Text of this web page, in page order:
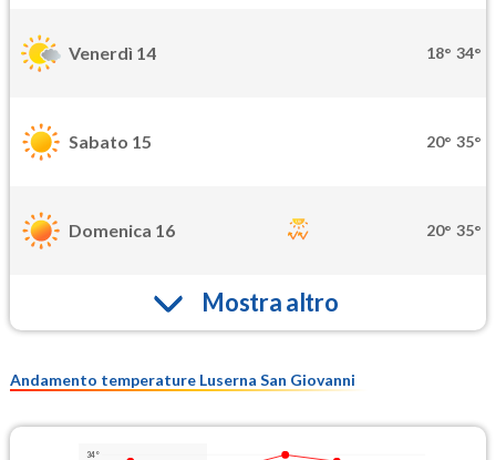
Venerdì 14 18° 34°
Sabato 15 20° 35°
Domenica 16 20° 35°
Mostra altro
Andamento temperature Luserna San Giovanni
34°